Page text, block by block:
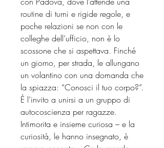
routine di turni e rigide regole, e
poche relazioni se non con le
colleghe dell’ufficio, non è lo
scossone che si aspettava. Finché
un giorno, per strada, le allungano
un volantino con una domanda che
la spiazza: “Conosci il tuo corpo?”.
È l’invito a unirsi a un gruppo di
autocoscienza per ragazze.
Intimorita e insieme curiosa – e la
curiosità, le hanno insegnato, è